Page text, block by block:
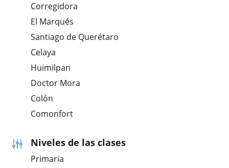
Corregidora
El Marqués
Santiago de Querétaro
Celaya
Huimilpan
Doctor Mora
Colón
Comonfort
Niveles de las clases
Primaria